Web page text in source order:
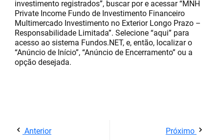
investimento registrados”, buscar por e acessar “MNH
Private Income Fundo de Investimento Financeiro
Multimercado Investimento no Exterior Longo Prazo –
Responsabilidade Limitada”. Selecione “aqui” para
acesso ao sistema Fundos.NET, e, então, localizar o
“Anúncio de Início”, “Anúncio de Encerramento” ou a
opção desejada.
Anterior Próximo